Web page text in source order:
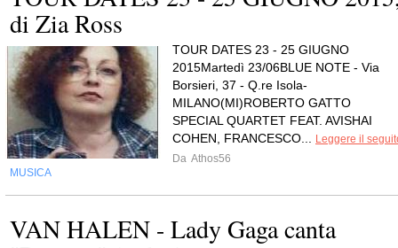
di Zia Ross
TOUR DATES 23 - 25 GIUGNO
2015Martedì 23/06BLUE NOTE - Via
Borsieri, 37 - Q.re Isola-
MILANO(MI)ROBERTO GATTO
SPECIAL QUARTET FEAT. AVISHAI
COHEN, FRANCESCO...
Leggere il
Da Athos56
MUSICA
VAN HALEN - Lady Gaga canta